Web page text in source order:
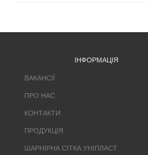
ІНФОРМАЦІЯ
ВАКАНСІЇ
ПРО НАС
КОНТАКТИ
ПРОДУКЦІЯ
ШАРНІРНА СІТКА УНІПЛАСТ